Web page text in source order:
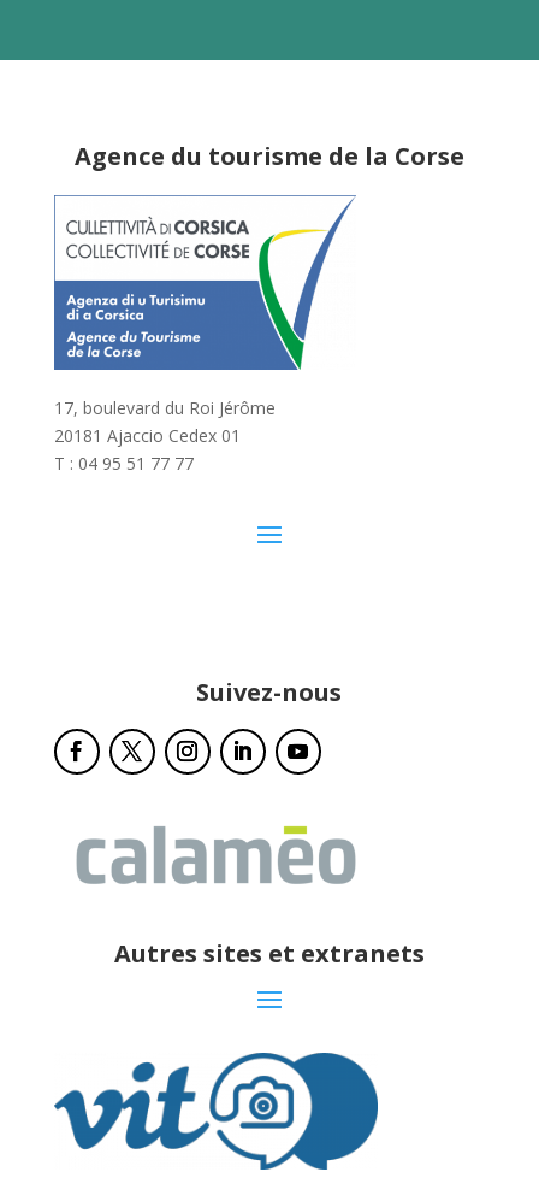
Agence du tourisme de la Corse
17, boulevard du Roi Jérôme
20181 Ajaccio Cedex 01
T : 04 95 51 77 77
Suivez-nous
Autres sites et extranets